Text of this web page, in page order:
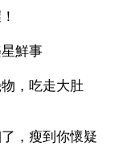
鮮事
，吃走大肚
，瘦到你懷疑